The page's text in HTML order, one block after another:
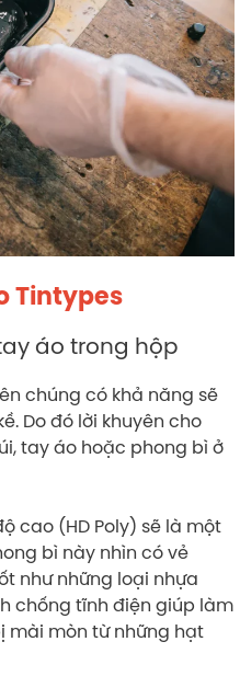
Tintypes
áo trong hộp
chúng có khả năng sẽ
Do đó lời khuyên cho
tay áo hoặc phong bì ở
cao (HD Poly) sẽ là một
bì này nhìn có vẻ
như những loại nhựa
chống tĩnh điện giúp làm
mài mòn từ những hạt